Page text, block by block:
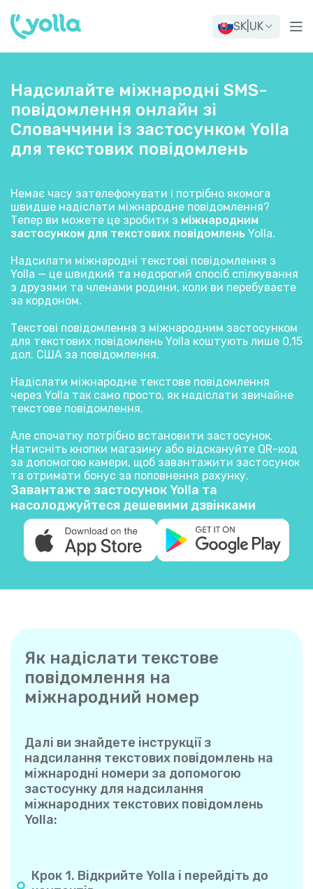
SK UK
Надсилайте міжнародні SMS-
повідомлення онлайн зі
Словаччини із застосунком Yolla
для текстових повідомлень
Завантажте застосунок Yolla та
насолоджуйтеся дешевими дзвінками
Немає часу зателефонувати і потрібно якомога
швидше надіслати міжнародне повідомлення?
Тепер ви можете це зробити з міжнародним
застосунком для текстових повідомлень Yolla.
Надсилати міжнародні текстові повідомлення з
Yolla — це швидкий та недорогий спосіб спілкування
з друзями та членами родини, коли ви перебуваєте
за кордоном.
Текстові повідомлення з міжнародним застосунком
для текстових повідомлень Yolla коштують лише 0,15
дол. США за повідомлення.
Надіслати міжнародне текстове повідомлення
через Yolla так само просто, як надіслати звичайне
текстове повідомлення.
Але спочатку потрібно встановити застосунок.
Натисніть кнопки магазину або відскануйте QR-код
за допомогою камери, щоб завантажити застосунок
та отримати бонус за поповнення рахунку.
Як надіслати текстове
повідомлення на
міжнародний номер
Далі ви знайдете інструкції з
надсилання текстових повідомлень на
міжнародні номери за допомогою
застосунку для надсилання
міжнародних текстових повідомлень
Yolla:
Крок 1. Відкрийте Yolla і перейдіть до